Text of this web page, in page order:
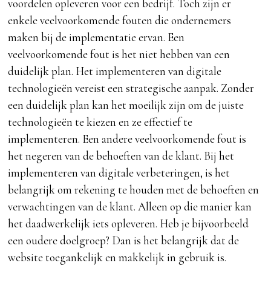
voordelen opleveren voor een bedrijf. Toch zijn er
enkele veelvoorkomende fouten die ondernemers
maken bij de implementatie ervan. Een
veelvoorkomende fout is het niet hebben van een
duidelijk plan. Het implementeren van digitale
technologieën vereist een strategische aanpak. Zonder
een duidelijk plan kan het moeilijk zijn om de juiste
technologieën te kiezen en ze effectief te
implementeren. Een andere veelvoorkomende fout is
het negeren van de behoeften van de klant. Bij het
implementeren van digitale verbeteringen, is het
belangrijk om rekening te houden met de behoeften en
verwachtingen van de klant. Alleen op die manier kan
het daadwerkelijk iets opleveren. Heb je bijvoorbeeld
een oudere doelgroep? Dan is het belangrijk dat de
website toegankelijk en makkelijk in gebruik is.